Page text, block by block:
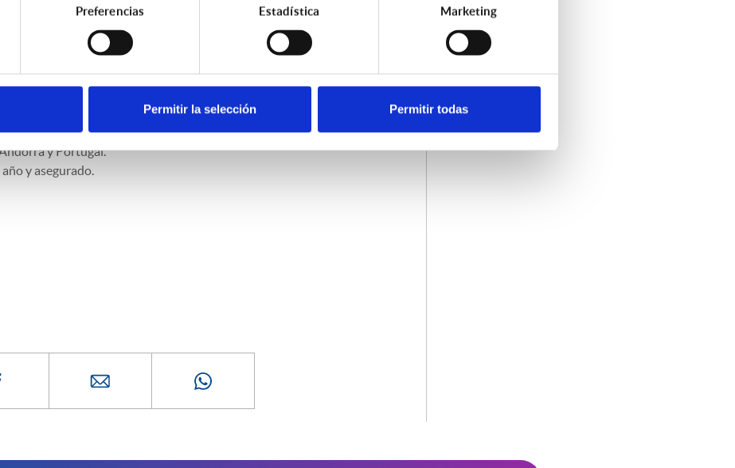
Preferencias Estadística Marketing
Permitir la selección Permitir todas
tenido intervenciones en obras anteriores.
Civil Profesional, inhabilitación profesional, defensa jurídica, fianzas
retroactividad ilimitada.
y Portugal.
y asegurado.